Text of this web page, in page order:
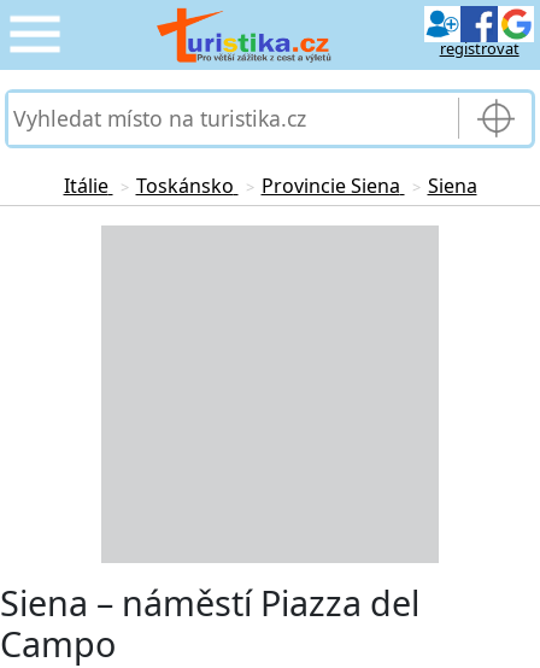
registrovat
CESTOVÁNÍ
PRO TURISTY
Itálie > Toskánsko > Provincie Siena > Siena
Siena – náměstí Piazza del
Campo